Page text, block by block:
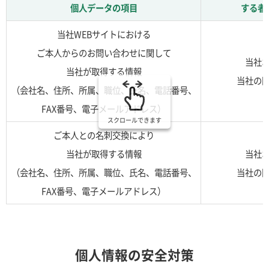
個人データの項目
する者
当社WEBサイトにおける
ご本人からのお問い合わせに関して
当社が取得する情報
（会社名、住所、所属、職位、氏名、電話番号、
FAX番号、電子メールアドレス）
当社
当社の
ご本人との名刺交換により
当社が取得する情報
（会社名、住所、所属、職位、氏名、電話番号、
FAX番号、電子メールアドレス）
当社
当社の
スクロールできます
個人情報の安全対策